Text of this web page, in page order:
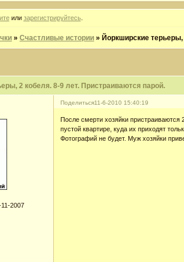
или зарегистрируйтесь
»Счастливые истории » Йоркширские
2 кобеля. 8-9 лет. Пристраиваются парой.
Поделиться11-6-2010 15:40:19
11-2007
После смерти хозяйки пристраиваются
пустой квартире, куда их приходят
Фотографий не будет. Муж хозяйки